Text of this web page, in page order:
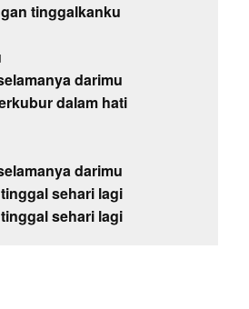
tinggalkanku
darimu
dalam hati
darimu
sehari lagi
sehari lagi